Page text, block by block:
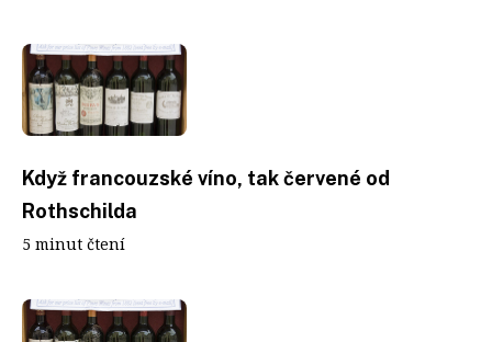
Když francouzské víno, tak červené od
Rothschilda
5 minut čtení